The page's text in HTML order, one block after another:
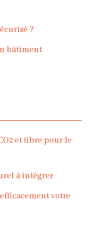
?
bâtiment
et fibre pour le
à intégrer
votre